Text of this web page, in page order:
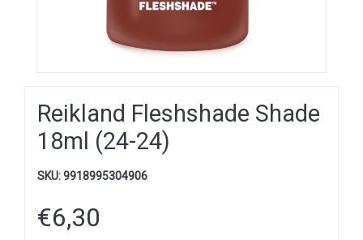
Reikland Fleshshade Shade
18ml (24-24)
SKU:9918995304906
€6,30